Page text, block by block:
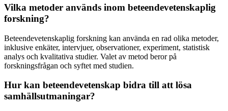
Vilka metoder används inom beteendevetenskaplig
forskning?
Beteendevetenskaplig forskning kan använda en rad olika metoder,
inklusive enkäter, intervjuer, observationer, experiment, statistisk
analys och kvalitativa studier. Valet av metod beror på
forskningsfrågan och syftet med studien.
Hur kan beteendevetenskap bidra till att lösa
samhällsutmaningar?